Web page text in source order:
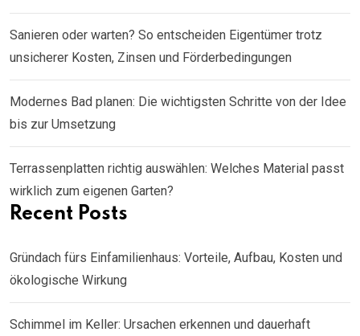
Sanieren oder warten? So entscheiden Eigentümer trotz
unsicherer Kosten, Zinsen und Förderbedingungen
Modernes Bad planen: Die wichtigsten Schritte von der Idee
bis zur Umsetzung
Terrassenplatten richtig auswählen: Welches Material passt
wirklich zum eigenen Garten?
Recent Posts
Gründach fürs Einfamilienhaus: Vorteile, Aufbau, Kosten und
ökologische Wirkung
Schimmel im Keller: Ursachen erkennen und dauerhaft